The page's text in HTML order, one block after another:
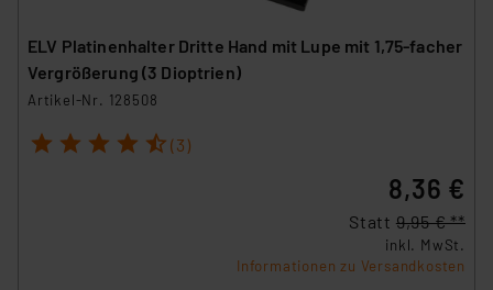
ELV Platinenhalter Dritte Hand mit Lupe mit 1,75-facher
Vergrößerung (3 Dioptrien)
Artikel-Nr. 128508
1 2 3 4 5 (3)
8,36 €
Statt 9,95 € **
inkl. MwSt.
Informationen zu Versandkosten